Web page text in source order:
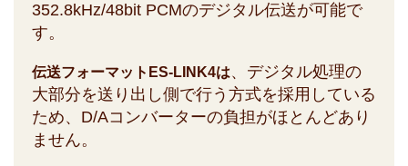
352.8kHz/48bit PCMのデジタル伝送が可能で
す。
伝送フォーマットES-LINK4は、デジタル処理の
大部分を送り出し側で行う方式を採用している
ため、D/Aコンバーターの負担がほとんどあり
ません。